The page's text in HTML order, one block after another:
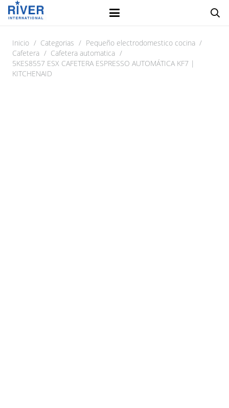
Inicio / Categorias / Pequeño electrodomestico cocina /
Cafetera / Cafetera automatica /
5KES8557 ESX CAFETERA ESPRESSO AUTOMÁTICA KF7 |
KITCHENAID